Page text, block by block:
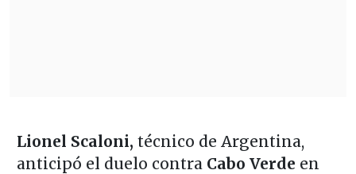
Lionel Scaloni, técnico de Argentina,
anticipó el duelo contra Cabo Verde en